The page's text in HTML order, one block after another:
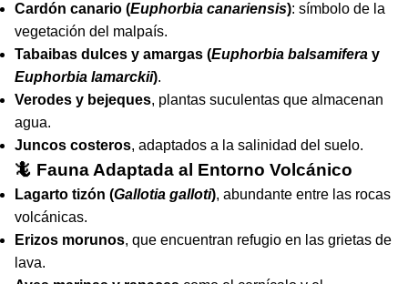
Cardón canario (Euphorbia canariensis): símbolo de la
vegetación del malpaís.
Tabaibas dulces y amargas (Euphorbia balsamifera y
Euphorbia lamarckii).
Verodes y bejeques, plantas suculentas que almacenan
agua.
Juncos costeros, adaptados a la salinidad del suelo.
🦎 Fauna Adaptada al Entorno Volcánico
Lagarto tizón (Gallotia galloti), abundante entre las rocas
volcánicas.
Erizos morunos, que encuentran refugio en las grietas de
lava.